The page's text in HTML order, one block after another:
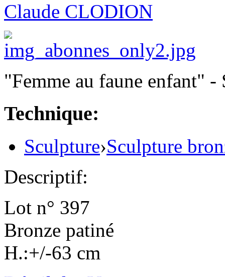
Claude CLODION
"Femme au faune enfant" -
Technique:
Sculpture›Sculpture
Descriptif:
Lot n° 397
Bronze patiné
H.:+/-63 cm